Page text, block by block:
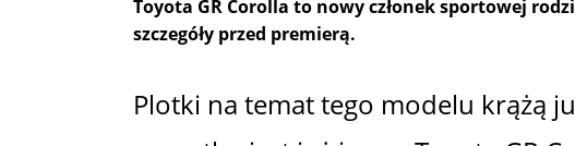
Toyota GR Corolla to nowy członek sportowej
szczegóły przed premierą.
Plotki na temat tego modelu krążą